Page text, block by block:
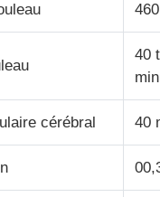
des matériaux
des emballages
des adhésifs
40
cérébral 40